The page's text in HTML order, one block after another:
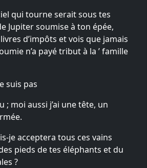
qui tourne serait sous tes
Jupiter soumise à ton épée,
d’impôts et vois que jamais
n’a payé tribut à la ’ famille
suis pas
; moi aussi j’ai une tête, un
je acceptera tous ces vains
pieds de tes éléphants et du
?